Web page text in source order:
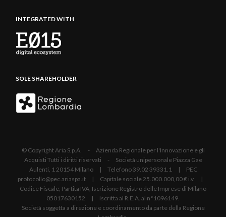
INTEGRATED WITH
SOLE SHAREHOLDER
© Copyright Aria S.p.A. - Azienda Regionale per l'Innovazione e gli
Acquisti Tutti i diritti riservati - Società unipersonale Piazza Gae
Aulenti, 1 20154 Milano | Telefono 39.02 39331.1 | PEC
protocollo@pec.ariaspa.it | Capitale sociale 25.000.000,00 € i.v. |
Codice Fiscale, Partita IVA, Iscrizione Registro delle Imprese di Milano
05017630152 | Iscritta al R.E.A. al n°1096149.
Società soggetta a direzione e coordinamento da parte della Regione